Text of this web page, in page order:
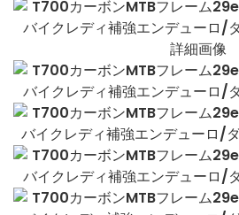
詳細画像